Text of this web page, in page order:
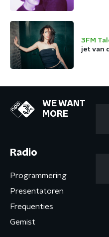
3FM
jet van
WE WANT
MORE
Radio
Programmering
Presentatoren
Frequenties
Gemist